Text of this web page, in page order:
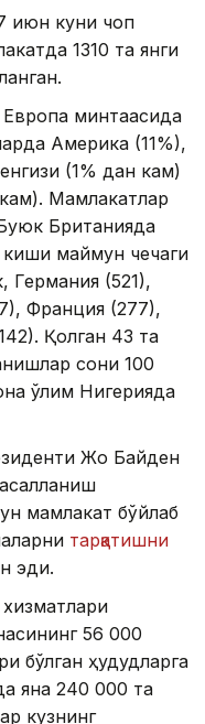
июн куни чоп
1310 та янги
минтақасида
Америка (11%),
(1% дан кам)
Мамлакатлар
Британияда
киши маймун чечаги
Германия (521),
Франция (277),
Қолган 43 та
сони 100
ўлим Нигерияда
Жо Байден
мамлакат бўйлаб
тарқатишни
эди.
56 000
бўлган ҳудудларга
яна 240 000 та
кузнинг